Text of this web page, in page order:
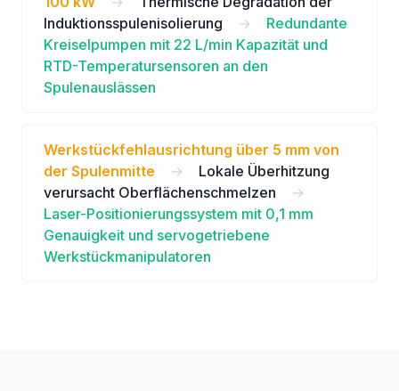
Induktionsspulenisolierung
→
Redundante
Kreiselpumpen mit 22 L/min Kapazität und
RTD-Temperatursensoren an den
Spulenauslässen
Werkstückfehlausrichtung über 5 mm von
der Spulenmitte
→
Lokale Überhitzung
verursacht Oberflächenschmelzen
→
Laser-Positionierungssystem mit 0,1 mm
Genauigkeit und servogetriebene
Werkstückmanipulatoren